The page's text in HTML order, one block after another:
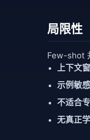
局限性
Few-shot
上下文
示例敏
不适合
无真正